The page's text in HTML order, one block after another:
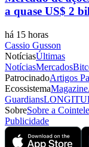
a quase US$ 2
há 15 horas
Cassio Gusson
NotíciasÚltimas
NotíciasMercados
PatrocinadoArtigos
EcossistemaMagazine
Guardians
SobreSobre a
Publicidade